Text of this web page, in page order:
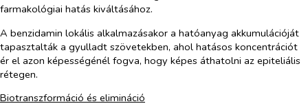
farmakológiai hatás kiváltásához.
A benzidamin lokális alkalmazásakor a hatóanyag akkumulációját
tapasztalták a gyulladt szövetekben, ahol hatásos koncentrációt
ér el azon képességénél fogva, hogy képes áthatolni az epiteliális
rétegen.
Biotranszformáció és elimináció